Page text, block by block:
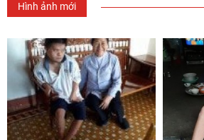
Hình ảnh mới